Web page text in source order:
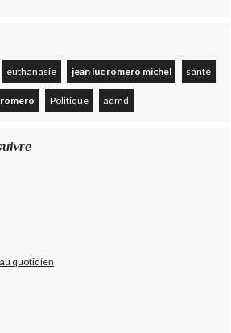
euthanasie jean luc romero michel santé
Politique admd
quotidien